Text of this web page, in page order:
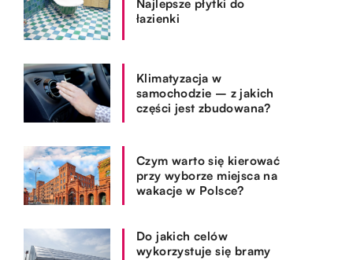
Najlepsze płytki do
łazienki
Klimatyzacja w
samochodzie – z jakich
części jest zbudowana?
Czym warto się kierować
przy wyborze miejsca na
wakacje w Polsce?
Do jakich celów
wykorzystuje się bramy